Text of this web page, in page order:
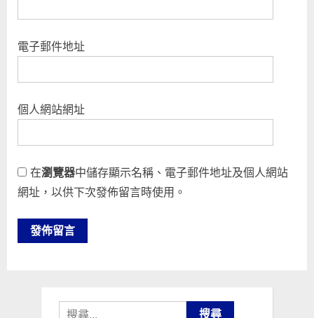
電子郵件地址
個人網站網址
在瀏覽器中儲存顯示名稱、電子郵件地址及個人網站
網址，以供下次發佈留言時使用。
搜